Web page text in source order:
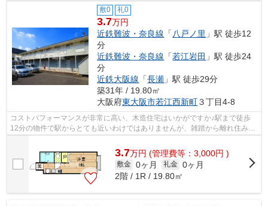
敷0 礼0
3.7万円
近鉄難波・奈良線 「八戸ノ里 」駅 徒歩12
分
近鉄難波・奈良線 「若江岩田 」駅 徒歩24
分
近鉄大阪線 「長瀬 」駅 徒歩29分
築31年 / 19.80㎡
大阪府東大阪市若江西新町３丁目4-8
コストパフォーマンスが非常に高い、木造住宅はいかがですか♪駅まで徒歩
12分の物件で駅からとても近いわけではありませんが、雑踏から離れ住みや
3.7万円 (管理費等：3,000円 )
敷金 0ヶ月 礼金 0ヶ月
2階 / 1R / 19.80㎡